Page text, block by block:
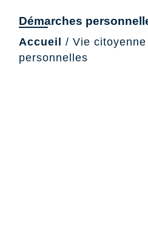
Démarches
Accueil / Vie citoyenne
personnelles